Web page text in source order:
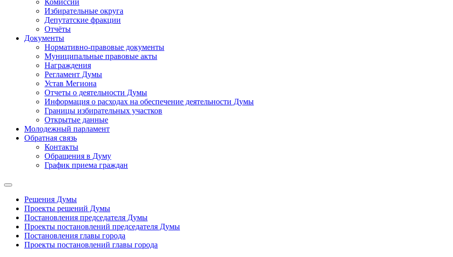
Комиссии
Избирательные округа
Депутатские фракции
Отчёты
Документы
Нормативно-правовые документы
Муниципальные правовые акты
Награждения
Регламент Думы
Устав Мегиона
Отчеты о деятельности Думы
Информация о расходах на обеспечение деятельности Думы
Границы избирательных участков
Открытые данные
Молодежный парламент
Обратная связь
Контакты
Обращения в Думу
График приема граждан
Решения Думы
Проекты решений Думы
Постановления председателя Думы
Проекты постановлений председателя Думы
Постановления главы города
Проекты постановлений главы города